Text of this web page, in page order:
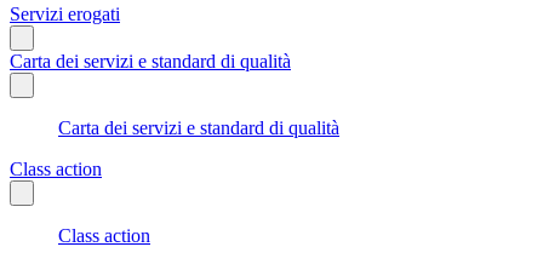
Servizi erogati
Carta dei servizi e standard di qualità
Carta dei servizi e standard di qualità
Class action
Class action